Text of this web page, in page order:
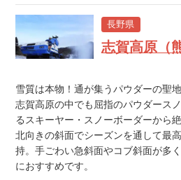
長野県
志賀高原（
雪質は本物！通が集うパウダーの聖地
志賀高原の中でも屈指のパウダース
るスキーヤー・スノーボーダーから
北向きの斜面でシーズンを通して最
持。手ごわい急斜面やコブ斜面が多
におすすめです。